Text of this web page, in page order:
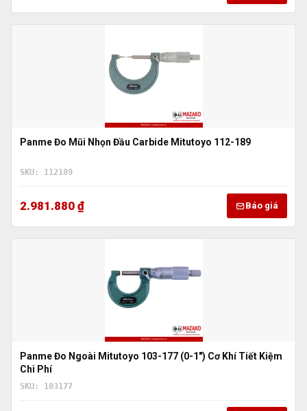
Panme Đo Mũi Nhọn Đầu Carbide Mitutoyo 112-189
SKU: 112189
2.981.880 ₫ Báo giá
Panme Đo Ngoài Mitutoyo 103-177 (0-1″) Cơ Khí Tiết Kiệm
Chi Phí
SKU: 103177